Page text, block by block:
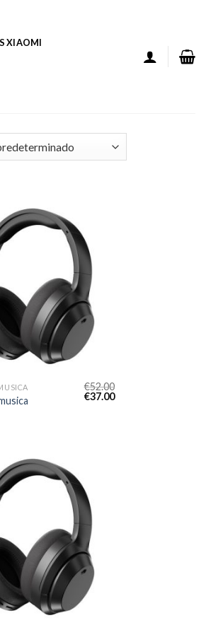
XIAOMI
€52.00
€37.00